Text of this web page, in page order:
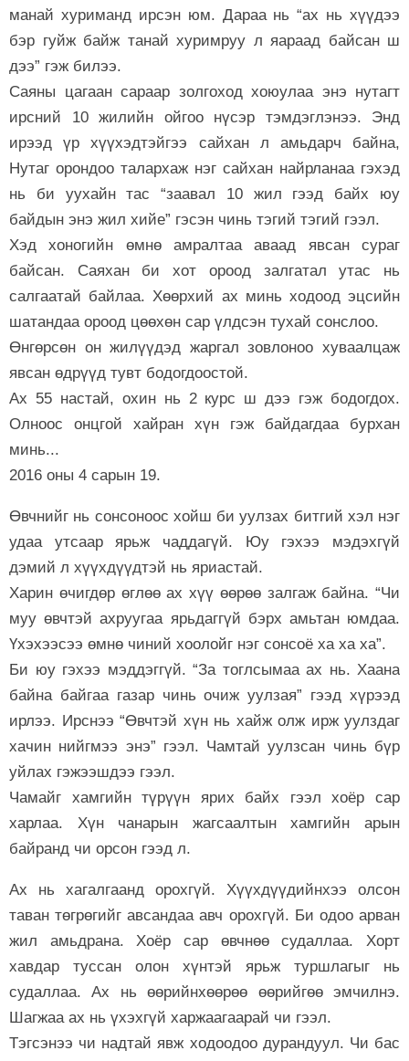
манай хуриманд ирсэн юм. Дараа нь “ах нь хүүдээ
бэр гуйж байж танай хуримруу л яараад байсан ш
дээ” гэж билээ.
Саяны цагаан сараар золгоход хоюулаа энэ нутагт
ирсний 10 жилийн ойгоо нүсэр тэмдэглэнээ. Энд
ирээд үр хүүхэдтэйгээ сайхан л амьдарч байна,
Нутаг орондоо талархаж нэг сайхан найрланаа гэхэд
нь би уухайн тас “заавал 10 жил гээд байх юу
байдын энэ жил хийе” гэсэн чинь тэгий тэгий гээл.
Хэд хоногийн өмнө амралтаа аваад явсан сураг
байсан. Саяхан би хот ороод залгатал утас нь
салгаатай байлаа. Хөөрхий ах минь ходоод эцсийн
шатандаа ороод цөөхөн сар үлдсэн тухай сонслоо.
Өнгөрсөн он жилүүдэд жаргал зовлоноо хуваалцаж
явсан өдрүүд тувт бодогдоостой.
Ах 55 настай, охин нь 2 курс ш дээ гэж бодогдох.
Олноос онцгой хайран хүн гэж байдагдаа бурхан
минь...
2016 оны 4 сарын 19.
Өвчнийг нь сонсоноос хойш би уулзах битгий хэл нэг
удаа утсаар ярьж чаддагүй. Юу гэхээ мэдэхгүй
дэмий л хүүхдүүдтэй нь яриастай.
Харин өчигдөр өглөө ах хүү өөрөө залгаж байна. “Чи
муу өвчтэй ахруугаа ярьдаггүй бэрх амьтан юмдаа.
Үхэхээсээ өмнө чиний хоолойг нэг сонсоё ха ха ха”.
Би юу гэхээ мэддэггүй. “За тоглсымаа ах нь. Хаана
байна байгаа газар чинь очиж уулзая” гээд хүрээд
ирлээ. Ирснээ “Өвчтэй хүн нь хайж олж ирж уулздаг
хачин нийгмээ энэ” гээл. Чамтай уулзсан чинь бүр
уйлах гэжээшдээ гээл.
Чамайг хамгийн түрүүн ярих байх гээл хоёр сар
харлаа. Хүн чанарын жагсаалтын хамгийн арын
байранд чи орсон гээд л.
Ах нь хагалгаанд орохгүй. Хүүхдүүдийнхээ олсон
таван төгрөгийг авсандаа авч орохгүй. Би одоо арван
жил амьдрана. Хоёр сар өвчнөө судаллаа. Хорт
хавдар туссан олон хүнтэй ярьж туршлагыг нь
судаллаа. Ах нь өөрийнхөөрөө өөрийгөө эмчилнэ.
Шагжаа ах нь үхэхгүй харжаагаарай чи гээл.
Тэгсэнээ чи надтай явж ходоодоо дурандуул. Чи бас